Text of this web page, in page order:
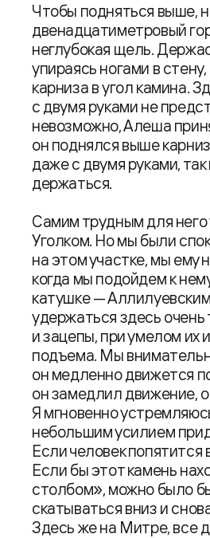
Чтобы подняться выше,
двенадцатиметровый
неглубокая щель.
упираясь ногами в
карниза в угол камина.
с двумя руками не
невозможно, Алеша
он поднялся выше
даже с двумя руками,
держаться.
Самим трудным для
Уголком. Но мы были
на этом участке, мы ему
когда мы подойдем к
катушке —
удержаться здесь
и зацепы, при умелом их
подъема. Мы
он медленно движется
он замедлил движение,
Я мгновенно
небольшим усилием
Если человек
Если бы этот камень
столбом», можно было
скатываться вниз и
Здесь же на Митре, все